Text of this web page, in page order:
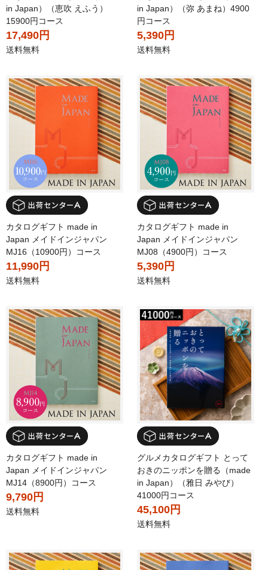
in Japan）（恵吹 えふう）
15900円コース
17,490円
送料無料
in Japan）（弥 あまね）4900
円コース
5,390円
送料無料
カタログギフト made in
Japan メイドインジャパン
MJ16（10900円）コース
11,990円
送料無料
カタログギフト made in
Japan メイドインジャパン
MJ08（4900円）コース
5,390円
送料無料
カタログギフト made in
Japan メイドインジャパン
MJ14（8900円）コース
9,790円
送料無料
グルメカタログギフト とって
おきのニッポンを贈る（made
in Japan）（雅日 みやび）
41000円コース
45,100円
送料無料